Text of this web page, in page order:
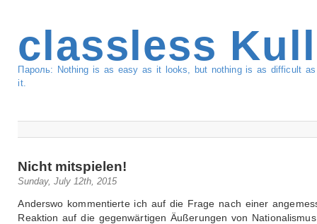
classless
Пароль: Nothing is as easy as it looks, but nothing is as difficult
it.
Nicht mitspielen!
Sunday, July 12th, 2015
Anderswo kommentierte ich auf die Frage nach einer
Reaktion auf die gegenwärtigen Äußerungen von